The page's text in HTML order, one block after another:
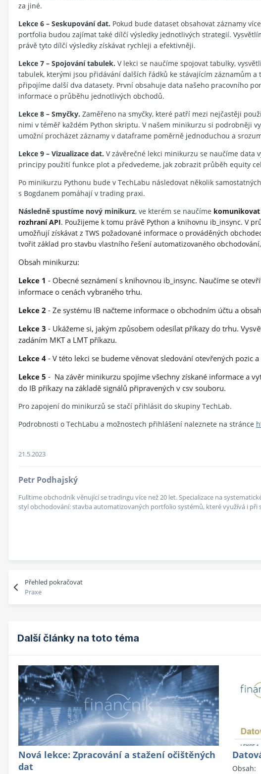
za jiné.
Lekce 6 – Seskupování dat. Pokud bude dataset obsahovat záznamy
portfolia budou zajímat také dílčí výsledky jednotlivých strategií.
právě tyto dílčí výsledky získávat rychleji a efektivněji.
Lekce 7 – Spojování tabulek. V lekci se naučíme spojovat tabulky,
tabulek, kterými jsou přidávání dalších řádků ke stávajícím záznamům a
připojíme další dva datasety. První obsahuje data našeho pracovního
informace o průběhu jednotlivých obchodů.
Lekce 8 – Smyčky. Zaměřeno na smyčky, které patří mezi nejčastěji
nimi v téměř každém Python skriptu. V našem minikurzu si podrobněji
umožní procházet záznamy v dataframe poměrně jednoduchou a
Lekce 9 – Vizualizace dat. V závěrečné lekci minikurzu se naučíme data
principy použití funkce plot a předvedeme, jak zobrazit průběh equity
Po minikurzu Pythonu bude v TechLabu následovat několik
s Bogdanem pomáhají v trading praxi.
Následně spustíme nový minikurz, ve kterém se naučíme komunikovat
rozhraní API. Použijeme k tomu právě Python a knihovnu ib_insync. V
umožňují získávat z TWS požadované informace o prováděných
tvořit základ pro stavbu vlastního řešení automatizovaného
Obsah minikurzu:
Lekce 1 - Obecné seznámení s knihovnou ib_insync. Naučíme se
informace o cenách vybraného trhu.
Lekce 2 - Ze systému IB načteme informace o obchodním účtu a
Lekce 3 - Ukážeme si, jakým způsobem odesílat příkazy do trhu.
zadáním MKT a LMT příkazu.
Lekce 4 - V této lekci se budeme věnovat sledování otevřených pozic
Lekce 5 - Na závěr minikurzu spojíme všechny získané informace a
do IB příkazy na základě signálů připravených v csv souboru.
Pro zapojení do minikurzů se stačí přihlásit do skupiny TechLab.
Podrobnosti o TechLabu a možnostech přihlášení naleznete na stránce
21.5.2023
Petr Podhajský
Fulltime obchodník věnující se tradingu více než 20 let. Specializace na
styl obchodování: stavba automatizovaných portfolio systémů, které využívá i při
Přehled pokračovat
Praxe
Další články na toto téma
Nová lekce: Zpracování a stažení očištěných
dat
Obsah: